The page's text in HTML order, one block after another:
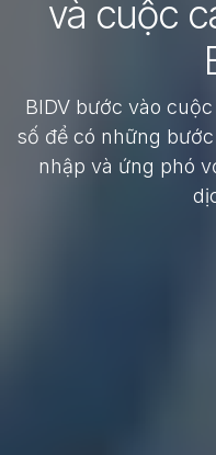
và cuộc
BIDV bước vào
số để có những
nhập và ứng phó